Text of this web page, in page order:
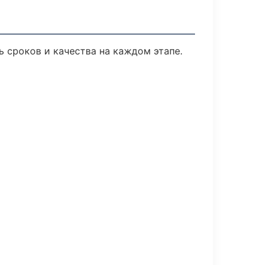
и качества на каждом этапе.